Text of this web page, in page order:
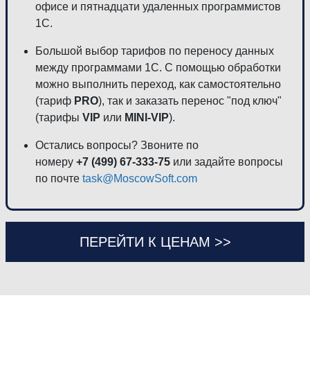
офисе и пятнадцати удаленных программистов
1С.
Большой выбор тарифов по переносу данных
между программами 1С. С помощью обработки
можно выполнить переход, как самостоятельно
(тариф PRO), так и заказать перенос "под ключ"
(тарифы VIP или MINI-VIP).
Остались вопросы? Звоните по
номеру +7 (499) 67-333-75 или задайте вопросы
по почте task@MoscowSoft.com
ПЕРЕЙТИ К ЦЕНАМ >>